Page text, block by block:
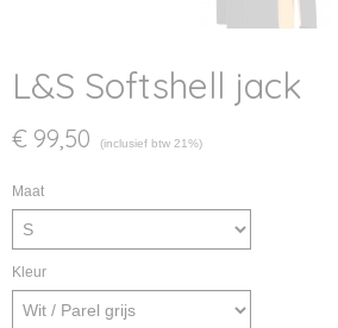
L&S Softshell jack
€ 99,50 (inclusief btw 21%)
Maat
Kleur